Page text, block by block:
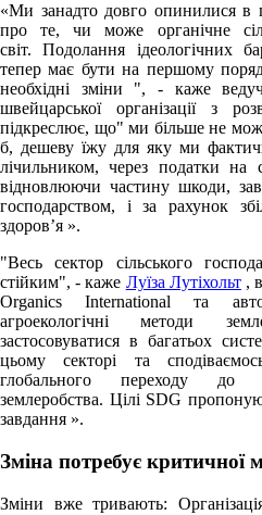
«Ми занадто довго опинилися в
про те, чи може органічне
світ. Подолання ідеологічних
тепер має бути на першому
необхідні зміни ", - каже
швейцарської організації з
підкреслює, що" ми більше не
б, дешеву їжу для яку ми
лічильником, через податки на
відновлюючи частину шкоди,
господарством, і за рахунок
здоров’я ».
"Весь сектор сільського
стійким", - каже Луїза Лутіхольт,
Organics International та
агроекологічні методи
застосовуватися в багатьох
цьому секторі та
глобального переходу до
землеробства. Цілі SDG
завдання ».
Зміна потребує критичної
Зміни вже тривають: